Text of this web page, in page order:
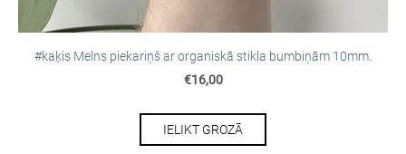
#kaķis Melns piekariņš ar organiskā stikla bumbiņām 10mm.
€16,00
IELIKT GROZĀ